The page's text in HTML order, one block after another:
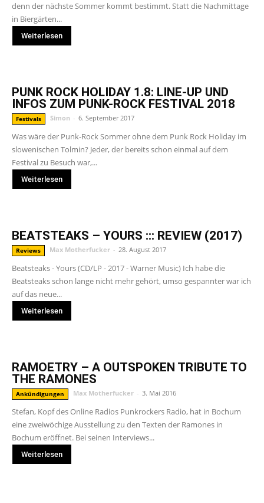
denn der nächste Sommer kommt bestimmt. Statt die Nachmittage
in Biergärten...
Weiterlesen
PUNK ROCK HOLIDAY 1.8: LINE-UP UND
INFOS ZUM PUNK-ROCK FESTIVAL 2018
Festivals Simon - 6. September 2017
Was wäre der Punk-Rock Sommer ohne dem Punk Rock Holiday im
slowenischen Tolmin? Jeder, der bereits schon einmal auf dem
Festival zu Besuch war,...
Weiterlesen
BEATSTEAKS – YOURS ::: REVIEW (2017)
Reviews Max Motherfucker - 28. August 2017
Beatsteaks - Yours (CD/LP - 2017 - Warner Music) Ich habe die
Beatsteaks schon lange nicht mehr gehört, umso gespannter war ich
auf das neue...
Weiterlesen
RAMOETRY – A OUTSPOKEN TRIBUTE TO
THE RAMONES
Ankündigungen Max Motherfucker - 3. Mai 2016
Stefan, Kopf des Online Radios Punkrockers Radio, hat in Bochum
eine zweiwöchige Ausstellung zu den Texten der Ramones in
Bochum eröffnet. Bei seinen Interviews...
Weiterlesen